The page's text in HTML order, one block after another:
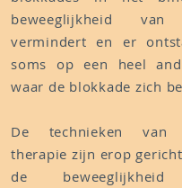
beweeglijkheid
vermindert en er
soms op een heel
waar de blokkade zich
De technieken van
therapie zijn erop
de